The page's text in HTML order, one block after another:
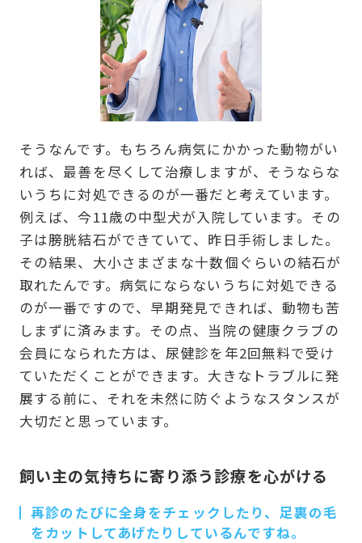
そうなんです。もちろん病気にかかった動物がい
れば、最善を尽くして治療しますが、そうならな
いうちに対処できるのが一番だと考えています。
例えば、今11歳の中型犬が入院しています。その
子は膀胱結石ができていて、昨日手術しました。
その結果、大小さまざまな十数個ぐらいの結石が
取れたんです。病気にならないうちに対処できる
のが一番ですので、早期発見できれば、動物も苦
しまずに済みます。その点、当院の健康クラブの
会員になられた方は、尿健診を年2回無料で受け
ていただくことができます。大きなトラブルに発
展する前に、それを未然に防ぐようなスタンスが
大切だと思っています。
飼い主の気持ちに寄り添う診療を心がける
再診のたびに全身をチェックしたり、足裏の毛
をカットしてあげたりしているんですね。